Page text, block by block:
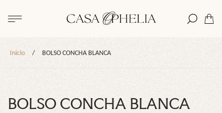
Logotipo
de
Cajón
Inicio
/ BOLSO CONCHA BLANCA
BOLSO CONCHA BLANCA